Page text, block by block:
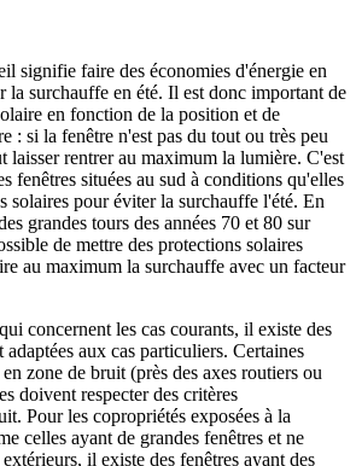
signifie faire des économies d'énergie en
la surchauffe en été. Il est donc important de
en fonction de la position et de
: si la fenêtre n'est pas du tout ou très peu
laisser rentrer au maximum la lumière. C'est
fenêtres situées au sud à conditions qu'elles
solaires pour éviter la surchauffe l'été. En
grandes tours des années 70 et 80 sur
de mettre des protections solaires
au maximum la surchauffe avec un facteur
concernent les cas courants, il existe des
aux cas particuliers. Certaines
zone de bruit (près des axes routiers ou
doivent respecter des critères
Pour les copropriétés exposées à la
celles ayant de grandes fenêtres et ne
il existe des fenêtres ayant des